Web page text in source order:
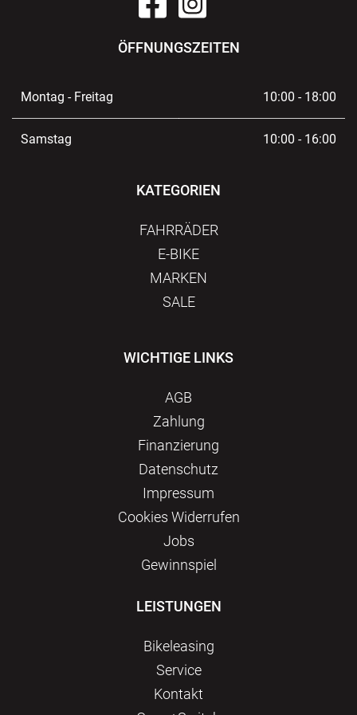
ÖFFNUNGSZEITEN
Montag - Freitag 10:00 - 18:00
Samstag 10:00 - 16:00
KATEGORIEN
FAHRRÄDER
E-BIKE
MARKEN
SALE
WICHTIGE LINKS
AGB
Zahlung
Finanzierung
Datenschutz
Impressum
Сookies Widerrufen
Jobs
Gewinnspiel
LEISTUNGEN
Bikeleasing
Service
Kontakt